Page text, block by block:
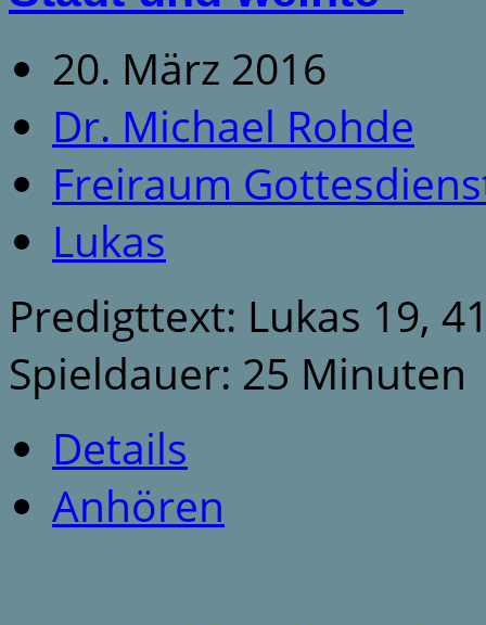
20. März 2016
Dr. Michael Rohde
Freiraum
Lukas
Predigttext: Lukas 19,
Spieldauer: 25 Minuten
Details
Anhören